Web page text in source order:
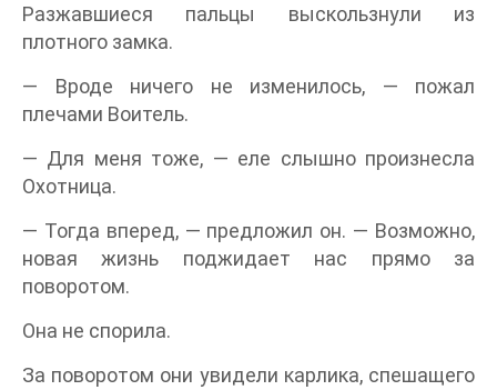
Разжавшиеся пальцы выскользнули из
плотного замка.
— Вроде ничего не изменилось, — пожал
плечами Воитель.
— Для меня тоже, — еле слышно произнесла
Охотница.
— Тогда вперед, — предложил он. — Возможно,
новая жизнь поджидает нас прямо за
поворотом.
Она не спорила.
За поворотом они увидели карлика, спешащего